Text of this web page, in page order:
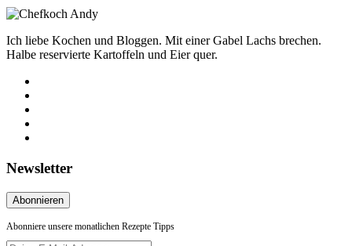
Ich liebe Kochen und Bloggen. Mit einer Gabel Lachs brechen.
Halbe reservierte Kartoffeln und Eier quer.
Newsletter
Abonniere unsere monatlichen Rezepte Tipps